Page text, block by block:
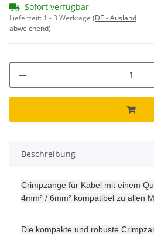
Sofort verfügbar
Lieferzeit: 1 - 3 Werktage (DE - Ausland
abweichend)
Beschreibung
Crimpzange für Kabel mit einem
4mm² / 6mm² kompatibel zu allen
Die kompakte und robuste